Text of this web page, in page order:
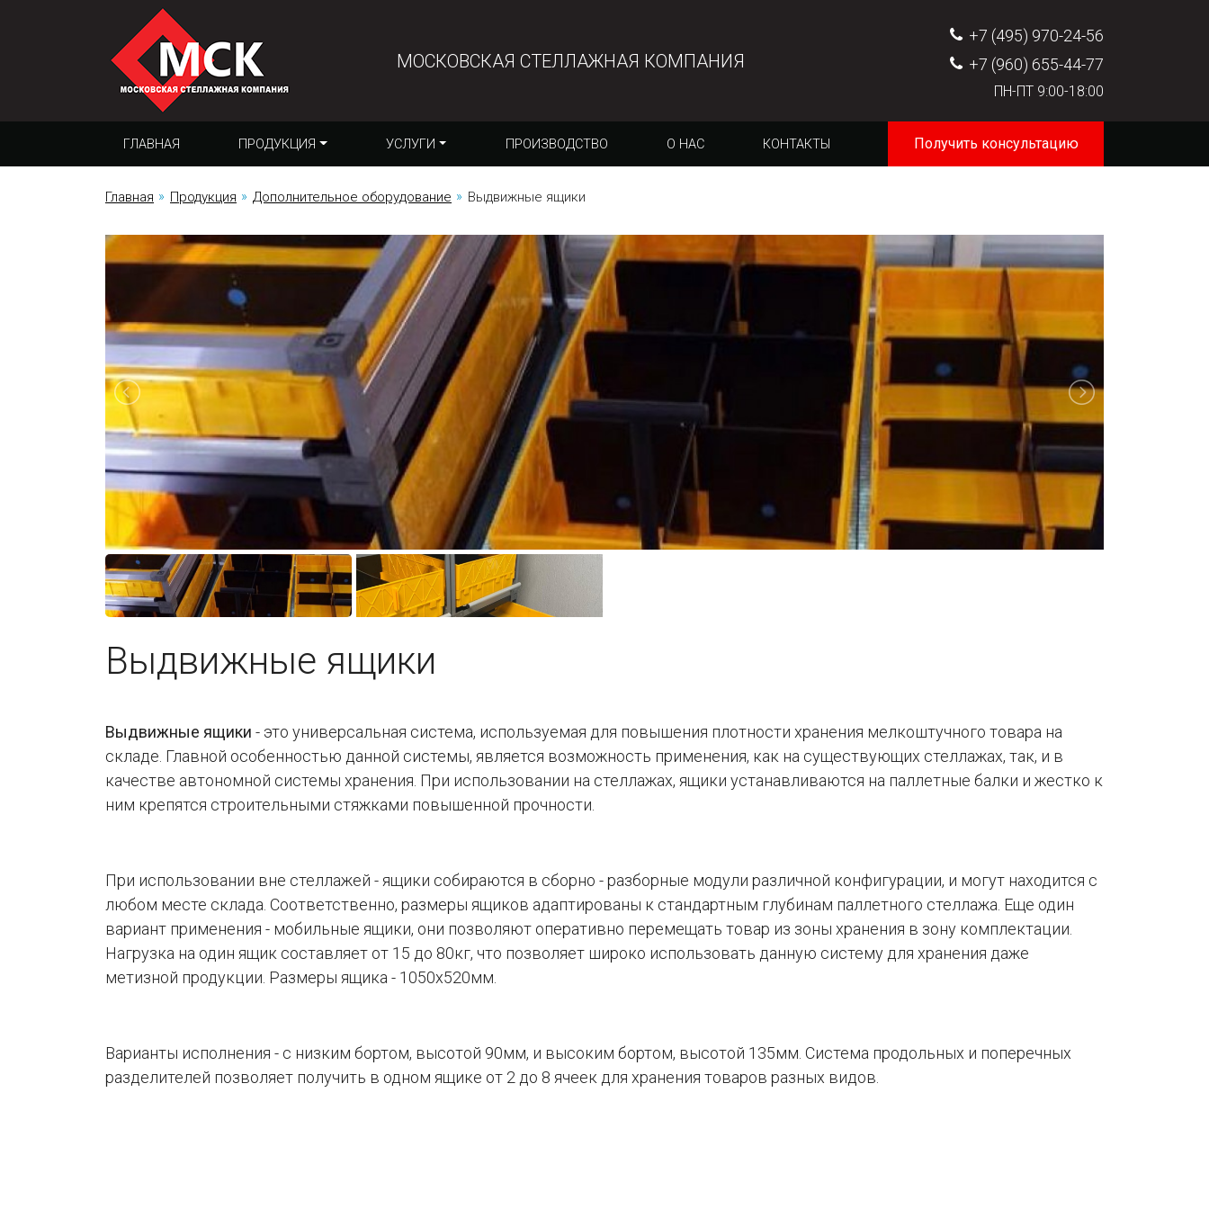
МОСКОВСКАЯ СТЕЛЛАЖНАЯ КОМПАНИЯ
+7 (495) 970-24-56
+7 (960) 655-44-77
ПН-ПТ 9:00-18:00
ГЛАВНАЯ ПРОДУКЦИЯ УСЛУГИ ПРОИЗВОДСТВО О НАС КОНТАКТЫ Получить консультацию
Главная Продукция Дополнительное оборудование Выдвижные ящики
Выдвижные ящики
Выдвижные ящики - это универсальная система, используемая для повышения плотности хранения мелкоштучного товара на
складе. Главной особенностью данной системы, является возможность применения, как на существующих стеллажах, так, и в
качестве автономной системы хранения. При использовании на стеллажах, ящики устанавливаются на паллетные балки и жестко к
ним крепятся строительными стяжками повышенной прочности.
При использовании вне стеллажей - ящики собираются в сборно - разборные модули различной конфигурации, и могут находится с
любом месте склада. Соответственно, размеры ящиков адаптированы к стандартным глубинам паллетного стеллажа. Еще один
вариант применения - мобильные ящики, они позволяют оперативно перемещать товар из зоны хранения в зону комплектации.
Нагрузка на один ящик составляет от 15 до 80кг, что позволяет широко использовать данную систему для хранения даже
метизной продукции. Размеры ящика - 1050х520мм.
Варианты исполнения - с низким бортом, высотой 90мм, и высоким бортом, высотой 135мм. Система продольных и поперечных
разделителей позволяет получить в одном ящике от 2 до 8 ячеек для хранения товаров разных видов.